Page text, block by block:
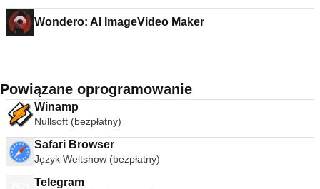
Wondero: AI ImageVideo Maker
Powiązane oprogramowanie
Winamp
Nullsoft (bezpłatny)
Safari Browser
Język Weltshow (bezpłatny)
Telegram